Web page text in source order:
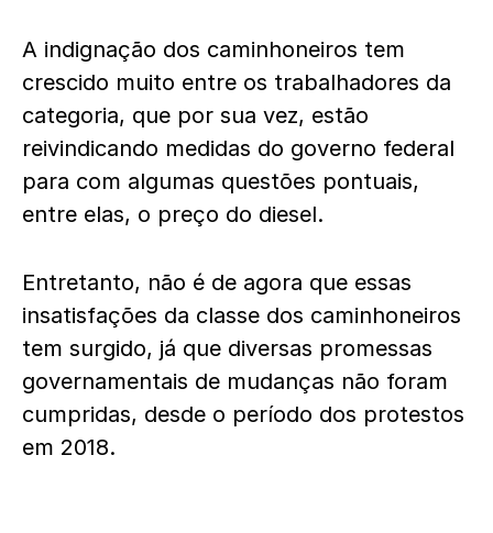
A indignação dos caminhoneiros tem
crescido muito entre os trabalhadores da
categoria, que por sua vez, estão
reivindicando medidas do governo federal
para com algumas questões pontuais,
entre elas, o preço do diesel.
Entretanto, não é de agora que essas
insatisfações da classe dos caminhoneiros
tem surgido, já que diversas promessas
governamentais de mudanças não foram
cumpridas, desde o período dos protestos
em 2018.